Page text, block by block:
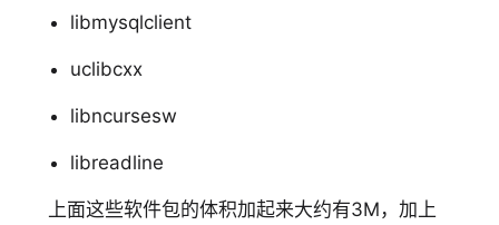
libmysqlclient
uclibcxx
libncursesw
libreadline
上面这些软件包的体积加起来大约有3M，加上